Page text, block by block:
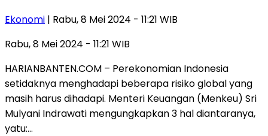
Ekonomi | Rabu, 8 Mei 2024 - 11:21 WIB
Rabu, 8 Mei 2024 - 11:21 WIB
HARIANBANTEN.COM – Perekonomian Indonesia
setidaknya menghadapi beberapa risiko global yang
masih harus dihadapi. Menteri Keuangan (Menkeu) Sri
Mulyani Indrawati mengungkapkan 3 hal diantaranya,
yatu:…